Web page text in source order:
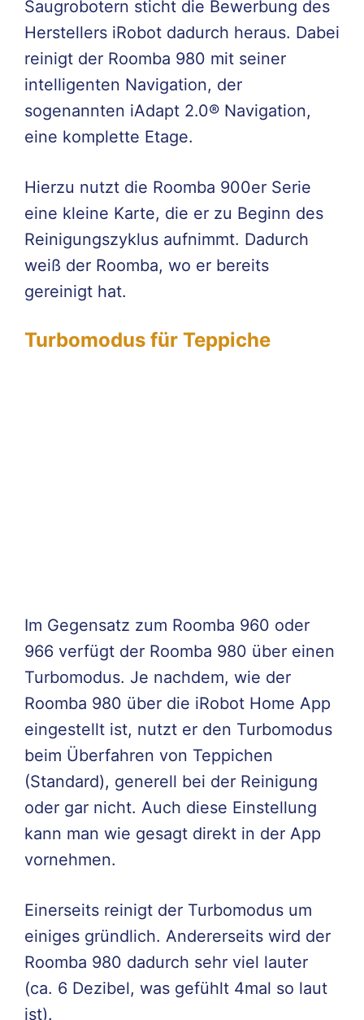
Saugrobotern sticht die Bewerbung des
Herstellers iRobot dadurch heraus. Dabei
reinigt der Roomba 980 mit seiner
intelligenten Navigation, der
sogenannten iAdapt 2.0® Navigation,
eine komplette Etage.
Hierzu nutzt die Roomba 900er Serie
eine kleine Karte, die er zu Beginn des
Reinigungszyklus aufnimmt. Dadurch
weiß der Roomba, wo er bereits
gereinigt hat.
Turbomodus für Teppiche
Im Gegensatz zum Roomba 960 oder
966 verfügt der Roomba 980 über einen
Turbomodus. Je nachdem, wie der
Roomba 980 über die iRobot Home App
eingestellt ist, nutzt er den Turbomodus
beim Überfahren von Teppichen
(Standard), generell bei der Reinigung
oder gar nicht. Auch diese Einstellung
kann man wie gesagt direkt in der App
vornehmen.
Einerseits reinigt der Turbomodus um
einiges gründlich. Andererseits wird der
Roomba 980 dadurch sehr viel lauter
(ca. 6 Dezibel, was gefühlt 4mal so laut
ist).